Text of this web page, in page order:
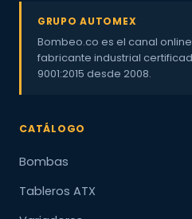
GRUPO AUTOMEX
Bombeo.co es el canal
fabricante industrial
9001:2015 desde 2008.
CATÁLOGO
Bombas
Tableros ATX